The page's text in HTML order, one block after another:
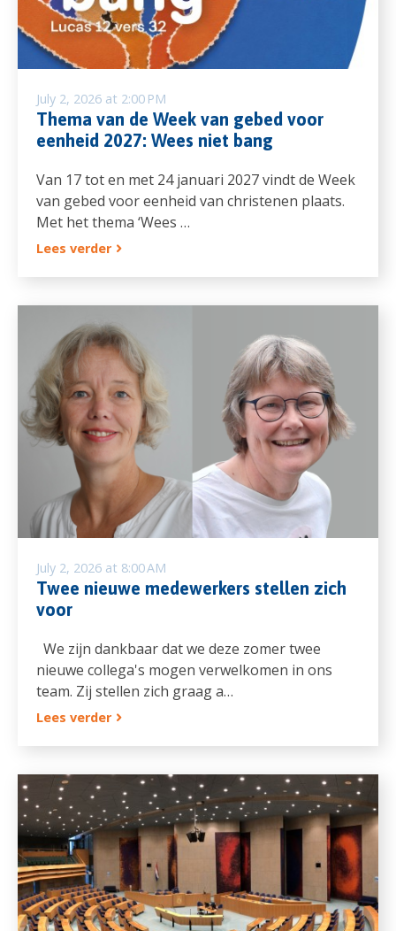
July 2, 2026 at 2:00 PM
Thema van de Week van gebed voor
eenheid 2027: Wees niet bang
Van 17 tot en met 24 januari 2027 vindt de Week
van gebed voor eenheid van christenen plaats.
Met het thema ‘Wees …
Lees verder
July 2, 2026 at 8:00 AM
Twee nieuwe medewerkers stellen zich
voor
We zijn dankbaar dat we deze zomer twee
nieuwe collega's mogen verwelkomen in ons
team. Zij stellen zich graag a…
Lees verder